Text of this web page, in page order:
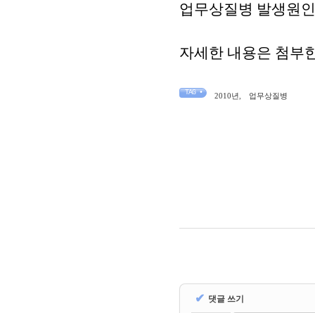
업무상질병 발생원
자세한 내용은 첨부
TAG • 2010년 업무상질병
✔ 댓글 쓰기